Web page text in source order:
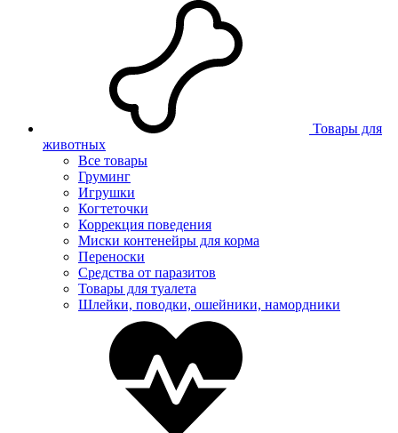
Товары для
животных
Все товары
Груминг
Игрушки
Когтеточки
Коррекция поведения
Миски контенейры для корма
Переноски
Средства от паразитов
Товары для туалета
Шлейки, поводки, ошейники, намордники